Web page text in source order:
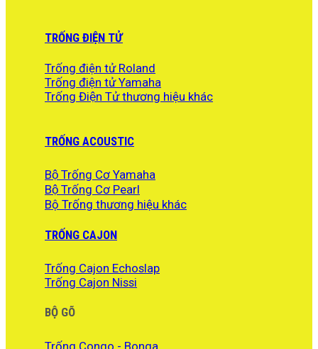
TRỐNG ĐIỆN TỬ
Trống điện tử Roland
Trống điện tử Yamaha
Trống Điện Tử thương hiệu khác
TRỐNG ACOUSTIC
Bộ Trống Cơ Yamaha
Bộ Trống Cơ Pearl
Bộ Trống thương hiệu khác
TRỐNG CAJON
Trống Cajon Echoslap
Trống Cajon Nissi
BỘ GÕ
Trống Congo - Bonga